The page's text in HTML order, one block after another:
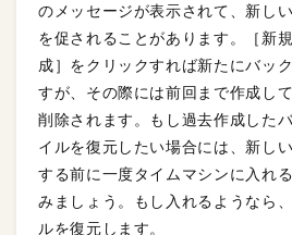
のメッセージが表示されて、新し
を促されることがあります。［新
成］をクリックすれば新たにバッ
すが、その際には前回まで作成し
削除されます。もし過去作成した
イルを復元したい場合には、新し
する前に一度タイムマシンに入れ
みましょう。もし入れるようなら
ルを復元します。